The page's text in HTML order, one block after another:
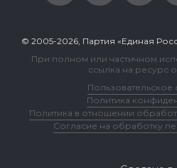
© 2005-2026, Партия «Единая
При полном или частичном
ссылка на ресурс
Политика
Политика в отношении
Согласие на обработку